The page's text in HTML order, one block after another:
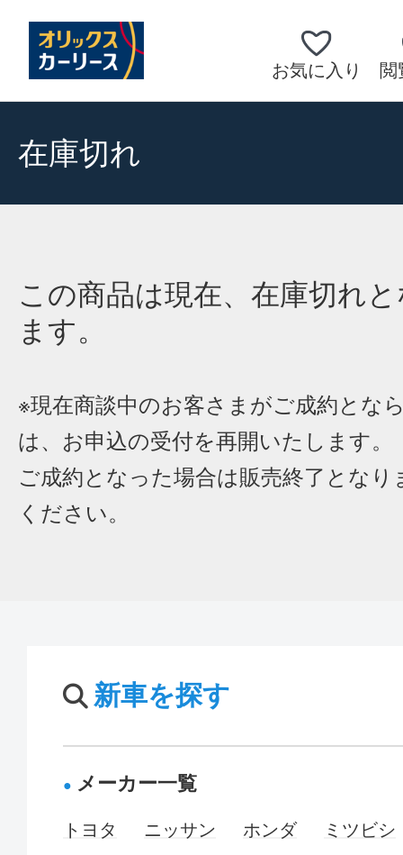
お気に入り 閲
在庫切れ
この商品は現在、在庫切れ
ます。
※現在商談中のお客さまがご成約とな
は、お申込の受付を再開いたします。
ご成約となった場合は販売終了となり
ください。
新車を探す
メーカー一覧
トヨタ ニッサン ホンダ
ミツビシ